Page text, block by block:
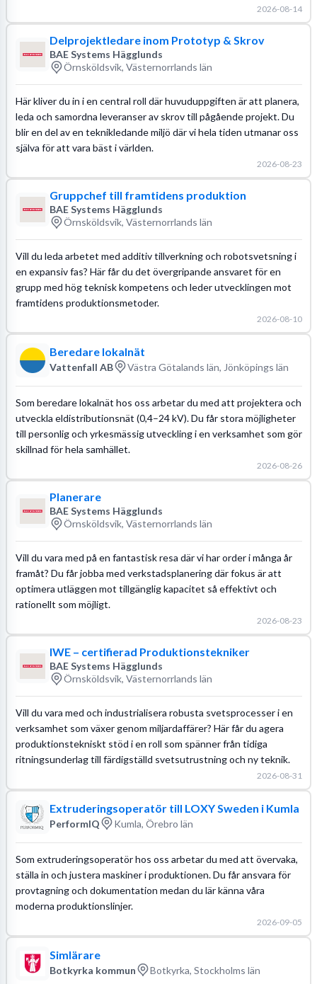
2026-08-14
Delprojektledare inom Prototyp & Skrov
BAE Systems Hägglunds
Örnsköldsvik, Västernorrlands län
Här kliver du in i en central roll där huvuduppgiften är att planera,
leda och samordna leveranser av skrov till pågående projekt. Du
blir en del av en teknikledande miljö där vi hela tiden utmanar oss
själva för att vara bäst i världen.
2026-08-23
Gruppchef till framtidens produktion
BAE Systems Hägglunds
Örnsköldsvik, Västernorrlands län
Vill du leda arbetet med additiv tillverkning och robotsvetsning i
en expansiv fas? Här får du det övergripande ansvaret för en
grupp med hög teknisk kompetens och leder utvecklingen mot
framtidens produktionsmetoder.
2026-08-10
Beredare lokalnät
Vattenfall AB Västra Götalands län, Jönköpings län
Som beredare lokalnät hos oss arbetar du med att projektera och
utveckla eldistributionsnät (0,4–24 kV). Du får stora möjligheter
till personlig och yrkesmässig utveckling i en verksamhet som gör
skillnad för hela samhället.
2026-08-26
Planerare
BAE Systems Hägglunds
Örnsköldsvik, Västernorrlands län
Vill du vara med på en fantastisk resa där vi har order i många år
framåt? Du får jobba med verkstadsplanering där fokus är att
optimera utläggen mot tillgänglig kapacitet så effektivt och
rationellt som möjligt.
2026-08-23
IWE – certifierad Produktionstekniker
BAE Systems Hägglunds
Örnsköldsvik, Västernorrlands län
Vill du vara med och industrialisera robusta svetsprocesser i en
verksamhet som växer genom miljardaffärer? Här får du agera
produktionstekniskt stöd i en roll som spänner från tidiga
ritningsunderlag till färdigställd svetsutrustning och ny teknik.
2026-08-31
Extruderingsoperatör till LOXY Sweden i Kumla
PerformIQ Kumla, Örebro län
Som extruderingsoperatör hos oss arbetar du med att övervaka,
ställa in och justera maskiner i produktionen. Du får ansvara för
provtagning och dokumentation medan du lär känna våra
moderna produktionslinjer.
2026-09-05
Simlärare
Botkyrka kommun Botkyrka, Stockholms län